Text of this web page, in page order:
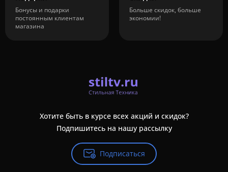
Бонусы и подарки
постоянным клиентам
магазина
Больше скидок, больше
экономии!
Хотите быть в курсе всех акций и скидок?
Подпишитесь на нашу рассылку
Подписаться